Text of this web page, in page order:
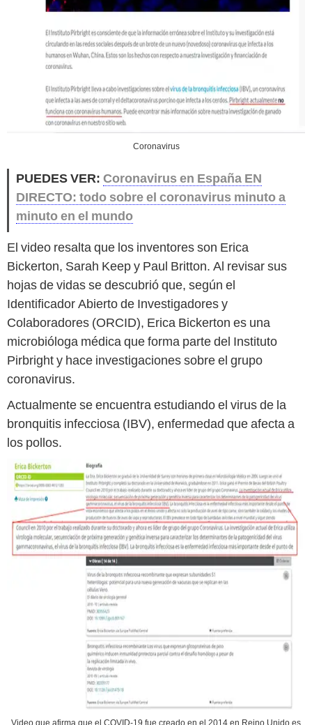
Coronavirus
PUEDES VER: Coronavirus en España EN
DIRECTO: todo sobre el coronavirus minuto a
minuto en el mundo
El video resalta que los inventores son Erica
Bickerton, Sarah Keep y Paul Britton. Al revisar sus
hojas de vidas se descubrió que, según el
Identificador Abierto de Investigadores y
Colaboradores (ORCID), Erica Bickerton es una
microbióloga médica que forma parte del Instituto
Pirbright y hace investigaciones sobre el grupo
coronavirus.
Actualmente se encuentra estudiando el virus de la
bronquitis infecciosa (IBV), enfermedad que afecta a
los pollos.